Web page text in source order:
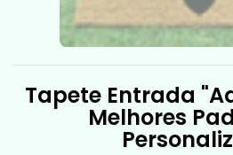
Tapete Entrada
Melhores